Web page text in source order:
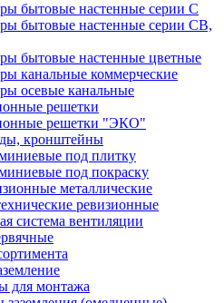
бытовые настенные серии С
бытовые настенные серии СВ,
бытовые настенные цветные
канальные коммерческие
осевые канальные
решетки
решетки "ЭКО"
кронштейны
под плитку
под покраску
металлические
ревизионные
система вентиляции
для монтажа